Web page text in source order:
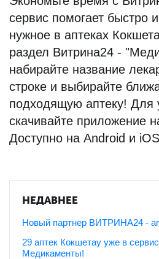
сервис помогает быстро
нужное в аптеках
раздел Витрина24 -
набирайте название
строке и выбирайте
подходящую аптеку! Для
скачивайте приложение
Доступно на Android и
НЕДАВНЕЕ
Новый партнер ВИТРИНА24 -
29 аптек Кокшетау уже в
Медикаменты!